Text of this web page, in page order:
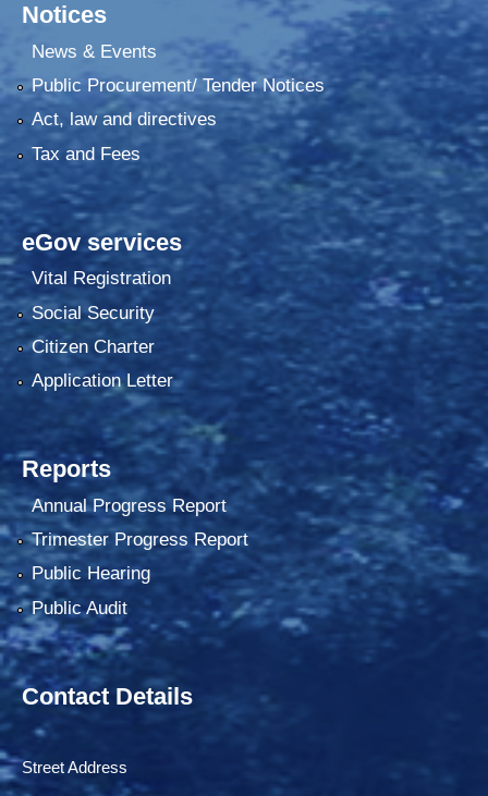
Notices
News & Events
Public Procurement/ Tender Notices
Act, law and directives
Tax and Fees
eGov services
Vital Registration
Social Security
Citizen Charter
Application Letter
Reports
Annual Progress Report
Trimester Progress Report
Public Hearing
Public Audit
Contact Details
Street Address